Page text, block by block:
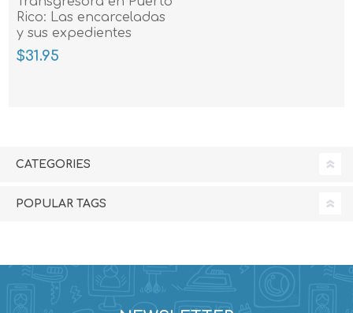
Rico: Las encarceladas
y sus expedientes
$31.95
CATEGORIES
POPULAR TAGS